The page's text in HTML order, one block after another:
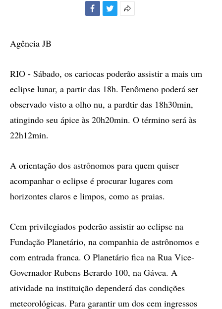
Agência JB
RIO - Sábado, os cariocas poderão assistir a mais um
eclipse lunar, a partir das 18h. Fenômeno poderá ser
observado visto a olho nu, a pardtir das 18h30min,
atingindo seu ápice às 20h20min. O término será às
22h12min.
A orientação dos astrônomos para quem quiser
acompanhar o eclipse é procurar lugares com
horizontes claros e limpos, como as praias.
Cem privilegiados poderão assistir ao eclipse na
Fundação Planetário, na companhia de astrônomos e
com entrada franca. O Planetário fica na Rua Vice-
Governador Rubens Berardo 100, na Gávea. A
atividade na instituição dependerá das condições
meteorológicas. Para garantir um dos cem ingressos